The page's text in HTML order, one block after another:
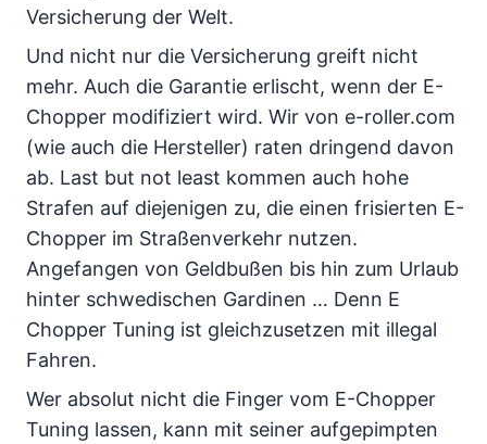
Versicherung der Welt.
Und nicht nur die Versicherung greift nicht
mehr. Auch die Garantie erlischt, wenn der E-
Chopper modifiziert wird. Wir von e-roller.com
(wie auch die Hersteller) raten dringend davon
ab. Last but not least kommen auch hohe
Strafen auf diejenigen zu, die einen frisierten E-
Chopper im Straßenverkehr nutzen.
Angefangen von Geldbußen bis hin zum Urlaub
hinter schwedischen Gardinen … Denn E
Chopper Tuning ist gleichzusetzen mit illegal
Fahren.
Wer absolut nicht die Finger vom E-Chopper
Tuning lassen, kann mit seiner aufgepimpten